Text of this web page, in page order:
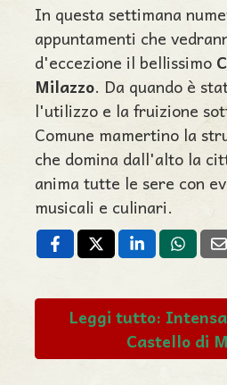
In questa settimana
appuntamenti che
d'eccezione il bellissimo
Milazzo. Da quando è
l'utilizzo e la fruizione
Comune mamertino la
che domina dall'alto la
anima tutte le sere con
musicali e culinari.
Leggi tutto:
Castello di